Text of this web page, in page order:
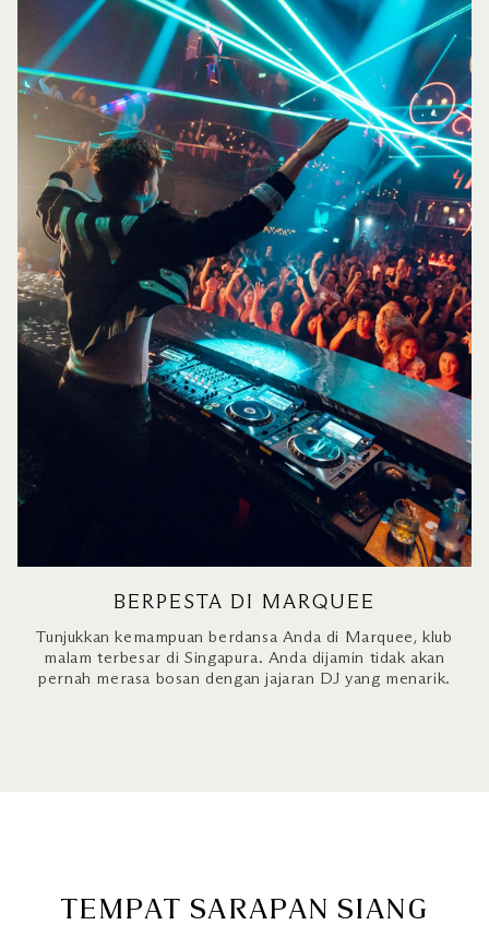
BERPESTA DI MARQUEE
Tunjukkan kemampuan berdansa Anda di Marquee, klub
malam terbesar di Singapura. Anda dijamin tidak akan
pernah merasa bosan dengan jajaran DJ yang menarik.
TEMPAT SARAPAN SIANG